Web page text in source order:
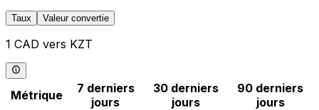
Taux Valeur convertie
1 CAD vers KZT
Métrique
7 derniers
jours
30 derniers
jours
90 derniers
jours